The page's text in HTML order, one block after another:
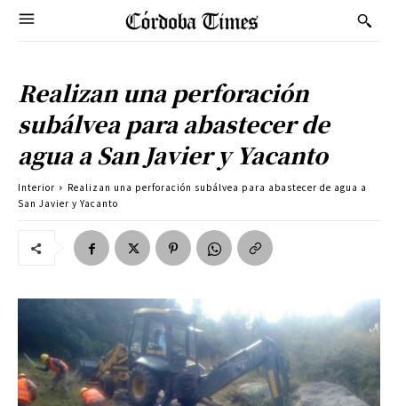
Realizan una perforación
subálvea para abastecer de
agua a San Javier y Yacanto
Interior
Realizan una perforación subálvea para abastecer de agua a
San Javier y Yacanto